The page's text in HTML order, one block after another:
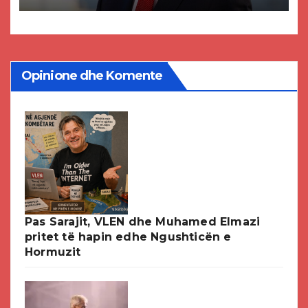
DPMNE-së
Opinione dhe Komente
Pas Sarajit, VLEN dhe Muhamed Elmazi
pritet të hapin edhe Ngushticën e
Hormuzit